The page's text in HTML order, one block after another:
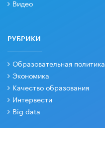
Видео
РУБРИКИ
Образовательная политика
Экономика
Качество образования
Интервести
Big data